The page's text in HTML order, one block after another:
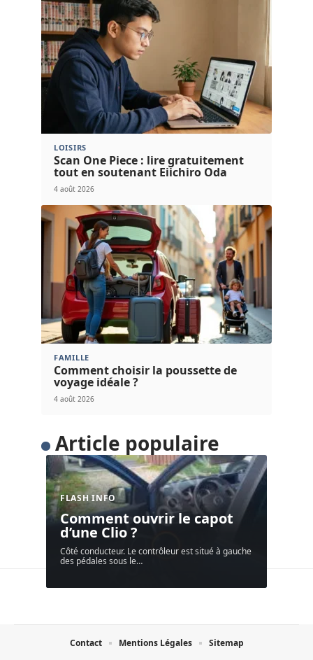
LOISIRS
Scan One Piece : lire gratuitement
tout en soutenant Eiichiro Oda
4 août 2026
FAMILLE
Comment choisir la poussette de
voyage idéale ?
4 août 2026
Article populaire
FLASH INFO
Comment ouvrir le capot
d’une Clio ?
Côté conducteur. Le contrôleur est situé à gauche
des pédales sous le…
Contact Mentions Légales Sitemap